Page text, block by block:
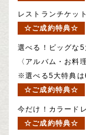
レストランチケッ
☆ご成約特典☆
選べる！ビッグな
〈アルバム・お料
※選べる5大特典は
☆ご成約特典☆
今だけ！カラード
☆ご成約特典☆